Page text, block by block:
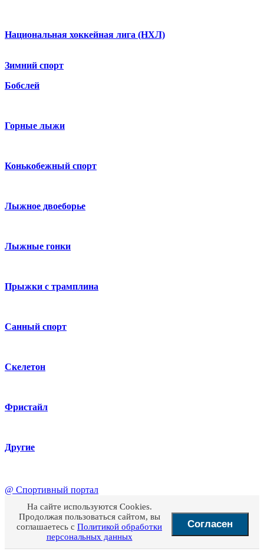
Национальная хоккейная лига (НХЛ)
Зимний спорт
Бобслей
Горные лыжи
Конькобежный спорт
Лыжное двоеборье
Лыжные гонки
Прыжки с трамплина
Санный спорт
Скелетон
Фристайл
Другие
@ Спортивный портал
На сайте используются Cookies.
Продолжая пользоваться сайтом, вы
соглашаетесь с Политикой обработки
персональных данных
Согласен